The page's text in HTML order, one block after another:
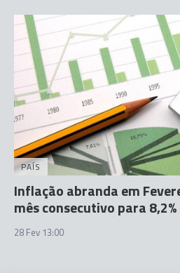
PAÍS
Inflação abranda em
mês consecutivo para 8,2%
28 Fev 13:00